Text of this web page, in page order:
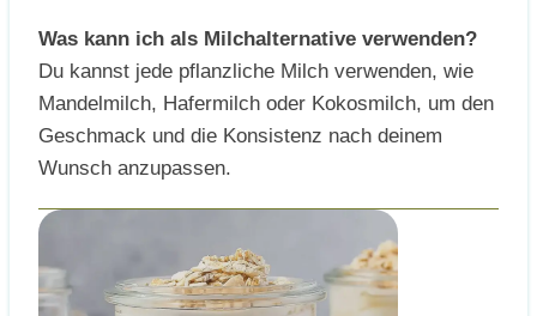
Was kann ich als Milchalternative verwenden?
Du kannst jede pflanzliche Milch verwenden, wie
Mandelmilch, Hafermilch oder Kokosmilch, um den
Geschmack und die Konsistenz nach deinem
Wunsch anzupassen.